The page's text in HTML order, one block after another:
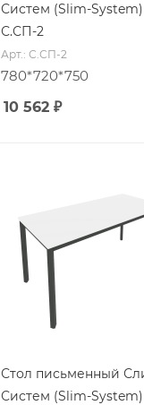
Систем (Slim-System)
С.СП-2
Арт.: С.СП-2
780*720*750
10 562 ₽
Стол письменный
Систем (Slim-System)